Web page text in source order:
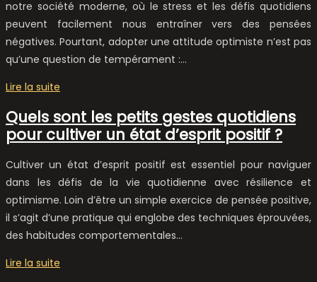
notre société moderne, où le stress et les défis quotidiens
peuvent facilement nous entraîner vers des pensées
négatives. Pourtant, adopter une attitude optimiste n’est pas
qu’une question de tempérament :…
Lire la suite
Quels sont les petits gestes quotidiens
pour cultiver un état d’esprit positif ?
Cultiver un état d’esprit positif est essentiel pour naviguer
dans les défis de la vie quotidienne avec résilience et
optimisme. Loin d’être un simple exercice de pensée positive,
il s’agit d’une pratique qui englobe des techniques éprouvées,
des habitudes comportementales…
Lire la suite